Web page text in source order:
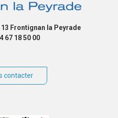
Frontignan la Peyrade
67 18 50 00
contacter